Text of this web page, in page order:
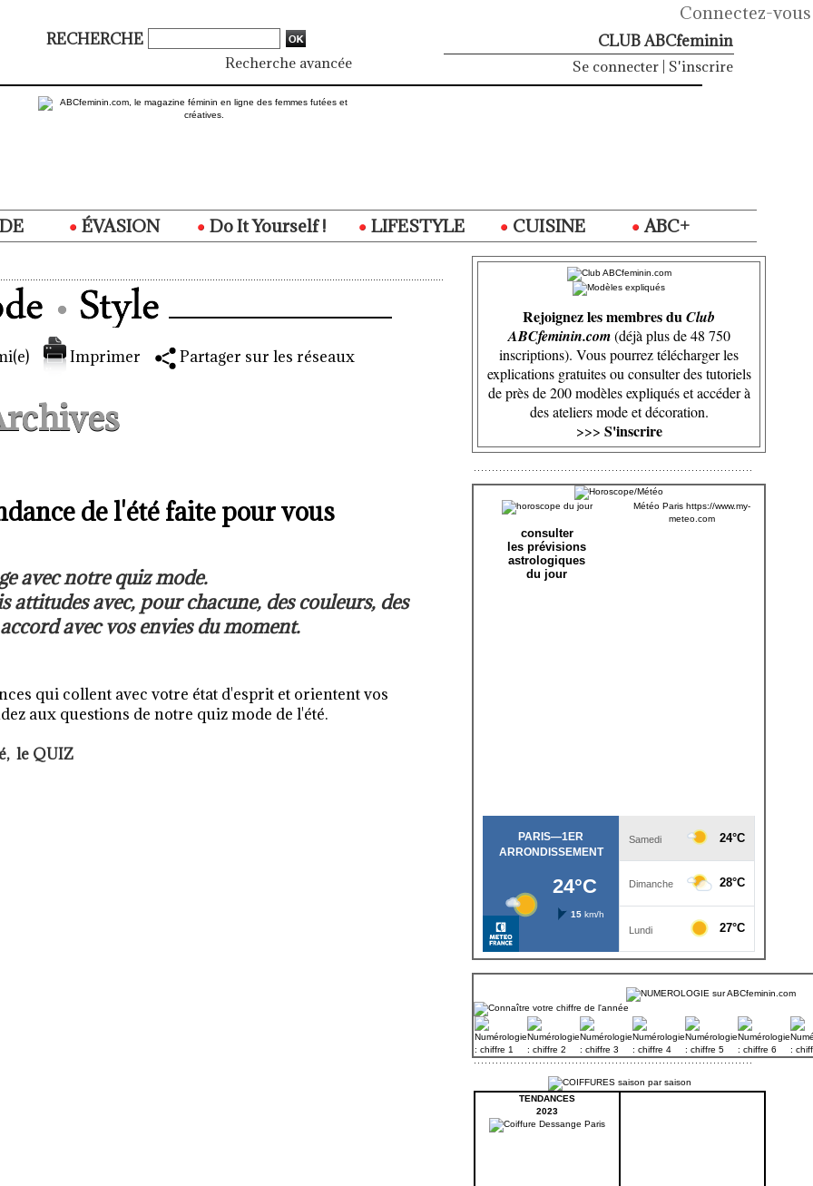
Connectez-vous
RECHERCHE
Recherche avancée
CLUB ABCfeminin
Se connecter S'inscrire
ÉVASION Do It Yourself ! LIFESTYLE CUISINE ABC+
Imprimer Partager sur les réseaux
de l'été faite pour vous
avec notre quiz mode.
avec, pour chacune, des couleurs, des
avec vos envies du moment.
qui collent avec votre état d'esprit et orientent vos
aux questions de notre quiz mode de l'été.
le QUIZ
Rejoignez les membres duClub
ABCfeminin.com(déjà plus de 48 750
inscriptions). Vous pourrez télécharger les
explications gratuites ou consulter des tutoriels
de près de 200 modèles expliqués et accéder à
des ateliers mode et décoration.
>>> S'inscrire
consulter
les prévisions
astrologiques
du jour
Météo Paris https://www.my-
meteo.com
TENDANCES
2023